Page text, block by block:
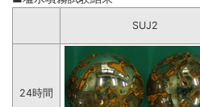
SUJ2
24時間